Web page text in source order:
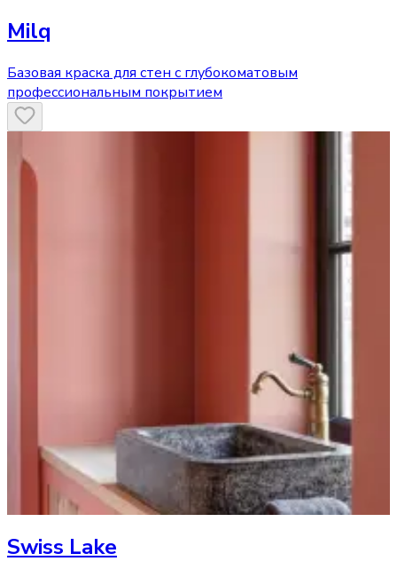
Milq
Базовая краска для стен с глубокоматовым
профессиональным покрытием
Swiss Lake